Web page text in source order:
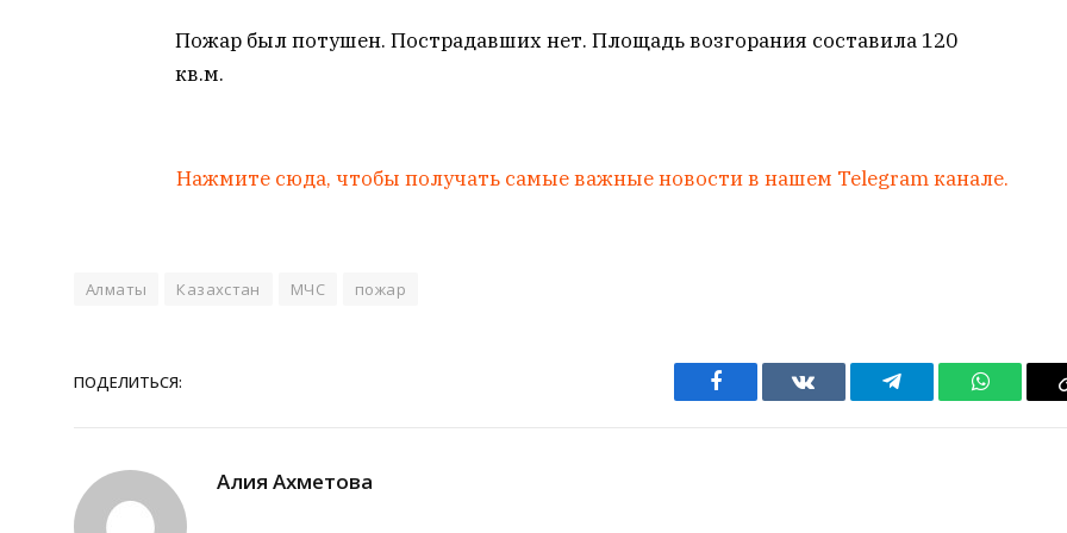
Пожар был потушен. Пострадавших нет. Площадь возгорания составила 120
кв.м.
Нажмите сюда, чтобы получать самые важные новости в нашем Telegram канале.
Алматы Казахстан МЧС пожар
ПОДЕЛИТЬСЯ:
Facebook VKontakteTelegram
Алия Ахметова